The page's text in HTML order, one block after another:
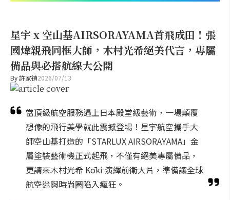
星宇 x 空山基AIRSORAYAMA首飛成田！張
國煒親飛同框大師，木村光希絕美代言，專屬
備品與必搭航線大公開
By許家禎2026/07/13
當頂級航空服務遇上日本殿堂級藝術，一場顛覆
想像的飛行美學就此震撼登場！星宇航空攜手大
師空山基打造的「STARLUX AIRSORAYAMA」金
屬塗裝藝術機正式起飛，不僅有絕美專屬備品，
更請來木村光希 Kōki 演繹前衛大片，準備讓全球
航空迷與時尚圈陷入瘋狂。